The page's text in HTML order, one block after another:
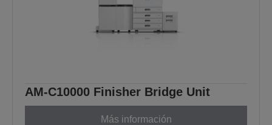
AM-C10000 Finisher Bridge Unit
Más información